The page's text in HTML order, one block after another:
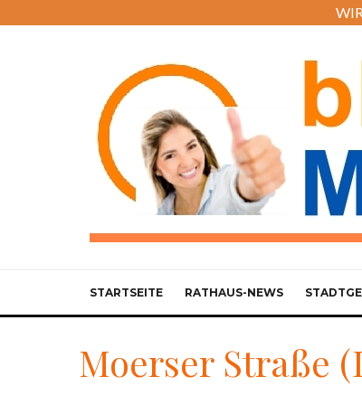
STARTSEITE RATHAUS-NEWS
Moerser Straße